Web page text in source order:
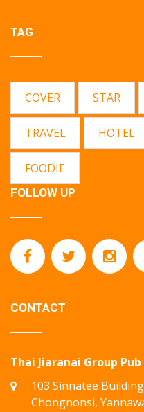
TAG
COVER STAR
TRAVEL HOTEL
FOODIE
FOLLOW UP
CONTACT
Thai Jiaranai Group Pub
103 Sinnatee
Chongnonsi,